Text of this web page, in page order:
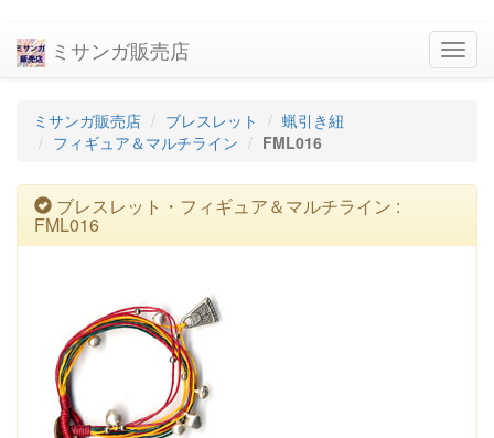
ミサンガ販売店
ミサンガ販売店 ブレスレット
蝋引き紐
フィギュア＆マルチライン
FML016
ブレスレット・フィギュア＆マルチライン :
FML016